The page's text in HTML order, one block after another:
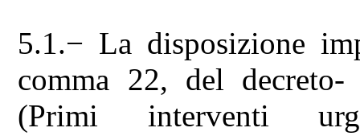
5.1.− La disposizione
comma 22, del
(Primi interventi